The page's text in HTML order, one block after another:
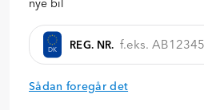
DK REG. NR.
Sådan foregår det